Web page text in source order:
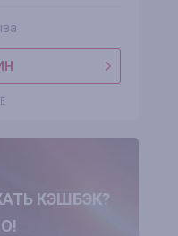
КЭШБЭК?